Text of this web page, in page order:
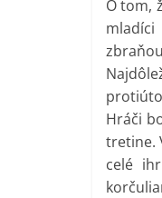
O tom,
mladíci
Hráči
tretine.
celé